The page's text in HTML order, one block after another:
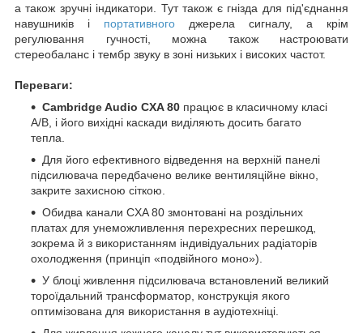
а також зручні індикатори. Тут також є гнізда для під'єднання
навушників і портативного джерела сигналу, а крім
регулювання гучності, можна також настроювати
стереобаланс і тембр звуку в зоні низьких і високих частот.
Переваги:
Cambridge Audio CXA 80 працює в класичному класі
A/B, і його вихідні каскади виділяють досить багато
тепла.
Для його ефективного відведення на верхній панелі
підсилювача передбачено велике вентиляційне вікно,
закрите захисною сіткою.
Обидва канали CXA 80 змонтовані на роздільних
платах для унеможливлення перехресних перешкод,
зокрема й з використанням індивідуальних радіаторів
охолодження (принціп «подвійного моно»).
У блоці живлення підсилювача встановлений великий
тороїдальний трансформатор, конструкція якого
оптимізована для використання в аудіотехніці.